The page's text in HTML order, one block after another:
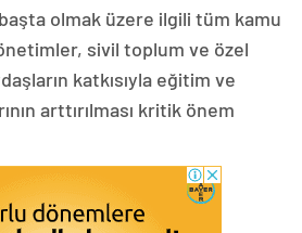
olmak üzere ilgili tüm kamu
sivil toplum ve özel
katkısıyla eğitim ve
arttırılması kritik önem